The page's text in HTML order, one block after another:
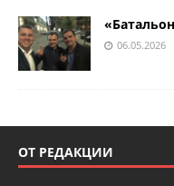
06.05.2026
ОТ РЕДАКЦИИ